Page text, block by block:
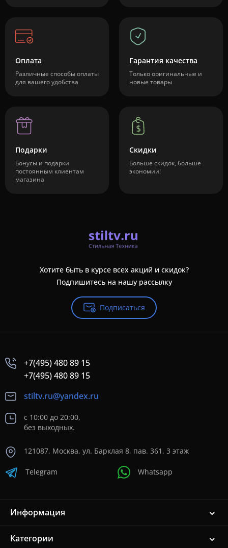
Оплата
Различные способы оплаты
для вашего удобства
Гарантия качества
Только оригинальные и
новые товары
Подарки
Бонусы и подарки
постоянным клиентам
магазина
Скидки
Больше скидок, больше
экономии!
Хотите быть в курсе всех акций и скидок?
Подпишитесь на нашу рассылку
Подписаться
+7(495) 480 89 15
+7(495) 480 89 15
stiltv.ru@yandex.ru
с 10:00 до 20:00,
без выходных.
121087, Москва, ул. Барклая 8, пав. 361, 3 этаж
Telegram Whatsapp
Информация
Категории